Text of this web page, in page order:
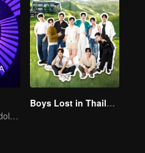
Reality Show de ídolos de grupos femininos
Boys Lost in Thailand